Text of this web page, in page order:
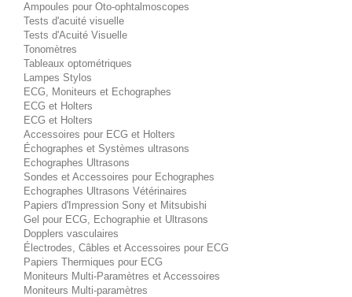
Ampoules pour Oto-ophtalmoscopes
Tests d'acuité visuelle
Tests d'Acuité Visuelle
Tonomètres
Tableaux optométriques
Lampes Stylos
ECG, Moniteurs et Echographes
ECG et Holters
ECG et Holters
Accessoires pour ECG et Holters
Échographes et Systèmes ultrasons
Echographes Ultrasons
Sondes et Accessoires pour Echographes
Echographes Ultrasons Vétérinaires
Papiers d'Impression Sony et Mitsubishi
Gel pour ECG, Echographie et Ultrasons
Dopplers vasculaires
Électrodes, Câbles et Accessoires pour ECG
Papiers Thermiques pour ECG
Moniteurs Multi-Paramètres et Accessoires
Moniteurs Multi-paramètres